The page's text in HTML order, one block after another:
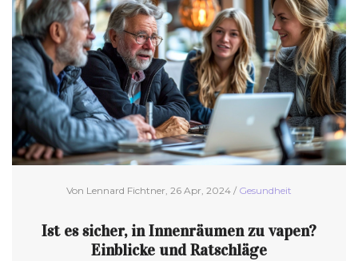
Ratschläge zur Hand zu geben, um eine informierte
Entscheidung treffen zu können.
Von Lennard Fichtner, 26 Apr, 2024 / Gesundheit
Ist es sicher, in Innenräumen zu vapen?
Einblicke und Ratschläge